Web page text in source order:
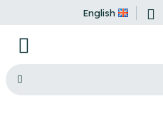
English